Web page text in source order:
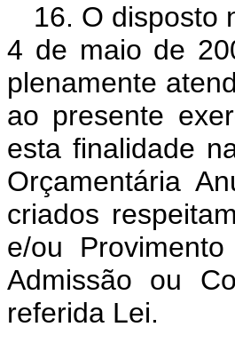
16. O disposto
4 de maio de
plenamente
ao presente
esta finalidade
Orçamentária
criados
e/ou
Admissão ou
referida Lei.